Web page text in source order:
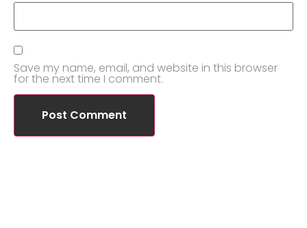
Save my name, email, and website in this browser
for the next time I comment.